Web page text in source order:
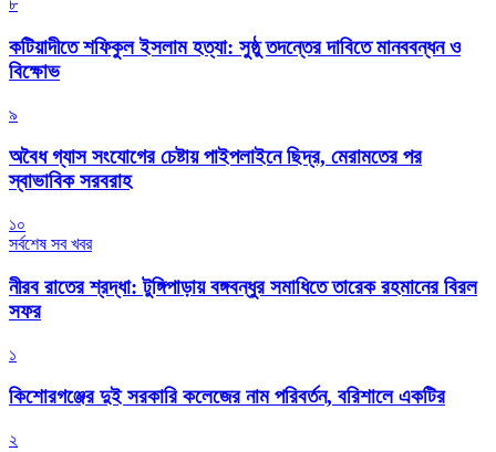
৮
কটিয়াদীতে শফিকুল ইসলাম হত্যা: সুষ্ঠু তদন্তের দাবিতে মানববন্ধন ও
বিক্ষোভ
৯
অবৈধ গ্যাস সংযোগের চেষ্টায় পাইপলাইনে ছিদ্র, মেরামতের পর
স্বাভাবিক সরবরাহ
১০
সর্বশেষ সব খবর
নীরব রাতের শ্রদ্ধা: টুঙ্গিপাড়ায় বঙ্গবন্ধুর সমাধিতে তারেক রহমানের বিরল
সফর
১
কিশোরগঞ্জের দুই সরকারি কলেজের নাম পরিবর্তন, বরিশালে একটির
২